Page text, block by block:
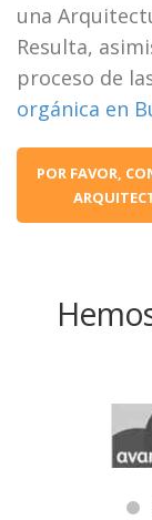
una
Resulta,
proceso de
orgánica en
POR FAVOR,